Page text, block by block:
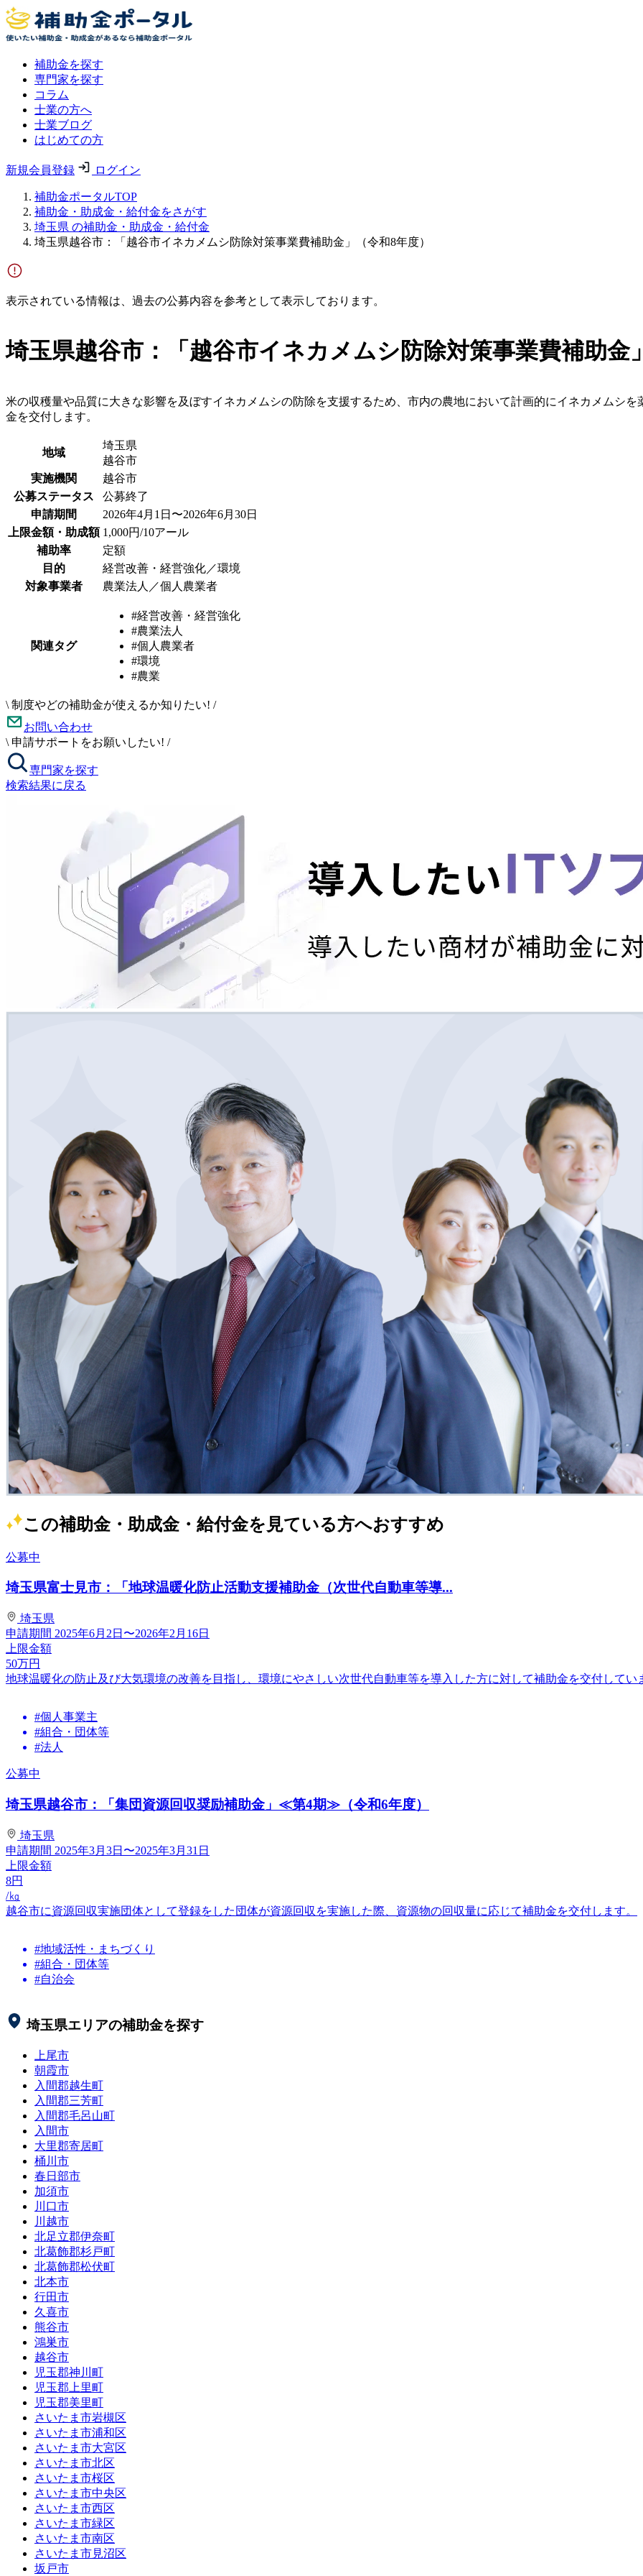
補助金を探す
専門家を探す
コラム
士業の方へ
士業ブログ
はじめての方
新規会員登録 ログイン
補助金ポータルTOP
補助金・助成金・給付金をさがす
埼玉県 の補助金・助成金・給付金
埼玉県越谷市：「越谷市イネカメムシ防除対策事業費補助金」（令和8年度）
表示されている情報は、過去の公募内容を参考として表示しております。
埼玉県越谷市：「越谷市イネカメムシ防除対策事業費補助金
米の収穫量や品質に大きな影響を及ぼすイネカメムシの防除を支援するため、市内の農地において計画的にイネカメムシ
金を交付します。
地域
埼玉県
越谷市
実施機関
越谷市
公募ステータス
公募終了
申請期間
2026年4月1日〜2026年6月30日
上限金額・助成額 1,000円/10アール
補助率
定額
目的
経営改善・経営強化／環境
対象事業者
農業法人／個人農業者
関連タグ
#経営改善・経営強化
#農業法人
#個人農業者
#環境
#農業
\ 制度やどの補助金が使えるか知りたい! /
お問い合わせ
\ 申請サポートをお願いしたい! /
専門家を探す
検索結果に戻る
この補助金・助成金・給付金を見ている方へおすすめ
公募中
埼玉県富士見市：「地球温暖化防止活動支援補助金（次世代自動車等導...
埼玉県
申請期間 2025年6月2日〜2026年2月16日
上限金額
50万円
地球温暖化の防止及び大気環境の改善を目指し、環境にやさしい次世代自動車等を導入した方に対して補助金を交付してい
#個人事業主
#組合・団体等
#法人
公募中
埼玉県越谷市：「集団資源回収奨励補助金」≪第4期≫（令和6年度）
埼玉県
申請期間 2025年3月3日〜2025年3月31日
上限金額
8円
/㎏
越谷市に資源回収実施団体として登録をした団体が資源回収を実施した際、資源物の回収量に応じて補助金を交付します。
#地域活性・まちづくり
#組合・団体等
#自治会
埼玉県エリアの補助金を探す
上尾市
朝霞市
入間郡越生町
入間郡三芳町
入間郡毛呂山町
入間市
大里郡寄居町
桶川市
春日部市
加須市
川口市
川越市
北足立郡伊奈町
北葛飾郡杉戸町
北葛飾郡松伏町
北本市
行田市
久喜市
熊谷市
鴻巣市
越谷市
児玉郡神川町
児玉郡上里町
児玉郡美里町
さいたま市岩槻区
さいたま市浦和区
さいたま市大宮区
さいたま市北区
さいたま市桜区
さいたま市中央区
さいたま市西区
さいたま市緑区
さいたま市南区
さいたま市見沼区
坂戸市